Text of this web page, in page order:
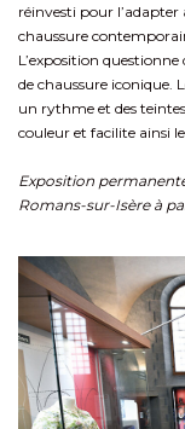
réinvesti pour l’adapter
chaussure
L’exposition
de chaussure iconique.
un rythme et des
couleur et facilite ainsi
Exposition
Romans-sur-Isère à